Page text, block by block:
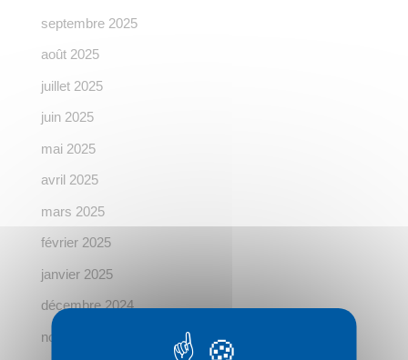
septembre 2025
août 2025
juillet 2025
juin 2025
mai 2025
avril 2025
mars 2025
février 2025
janvier 2025
décembre 2024
novembre 2024